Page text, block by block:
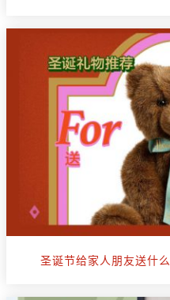
圣诞节给家人朋友送什